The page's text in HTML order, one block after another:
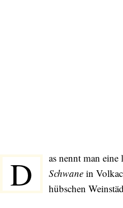
D
as nennt man
Schwane in
hübschen